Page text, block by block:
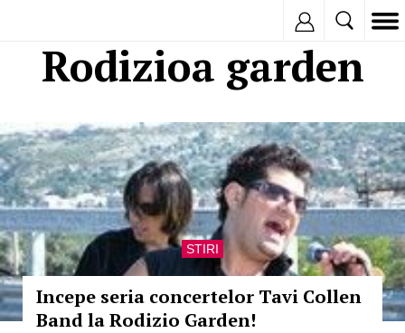
Rodizioa garden
STIRI
Incepe seria concertelor Tavi Collen
Band la Rodizio Garden!